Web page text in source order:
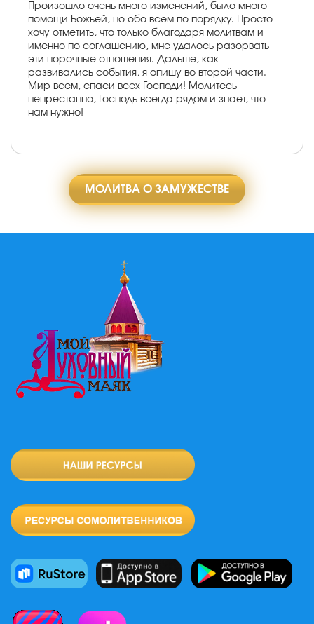
Произошло очень много изменений, было много
помощи Божьей, но обо всем по порядку. Просто
хочу отметить, что только благодаря молитвам и
именно по соглашению, мне удалось разорвать
эти порочные отношения. Дальше, как
развивались события, я опишу во второй части.
Мир всем, спаси всех Господи! Молитесь
непрестанно, Господь всегда рядом и знает, что
нам нужно!
МОЛИТВА О ЗАМУЖЕСТВЕ